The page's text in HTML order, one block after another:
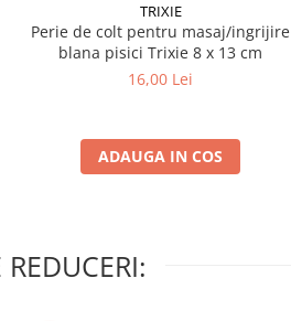
TRIXIE
Perie de colt pentru masaj/ingrijire
blana pisici Trixie 8 x 13 cm
16,00 Lei
ADAUGA IN COS